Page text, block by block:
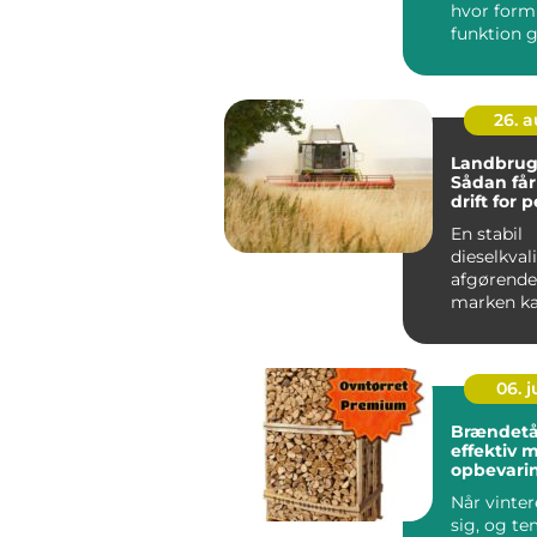
hvor
funktion
26.
Sådan
drift for
En stabil
marken
N&ari...
06.
effektiv
Når
sig, og